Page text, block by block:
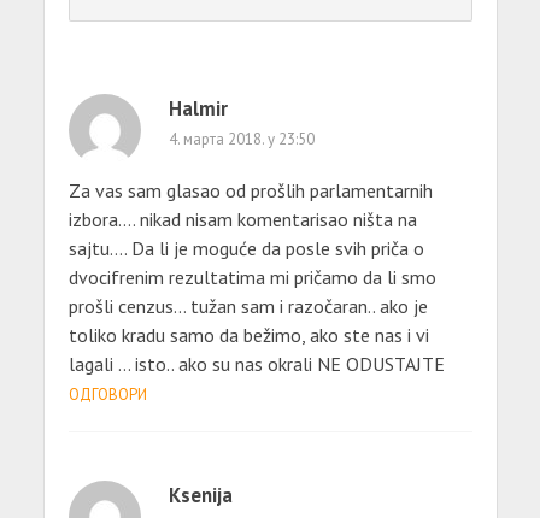
Halmir
4. марта 2018. у 23:50
Za vas sam glasao od prošlih parlamentarnih
izbora…. nikad nisam komentarisao ništa na
sajtu…. Da li je moguće da posle svih priča o
dvocifrenim rezultatima mi pričamo da li smo
prošli cenzus… tužan sam i razočaran.. ako je
toliko kradu samo da bežimo, ako ste nas i vi
lagali … isto.. ako su nas okrali NE ODUSTAJTE
ОДГОВОРИ
Ksenija